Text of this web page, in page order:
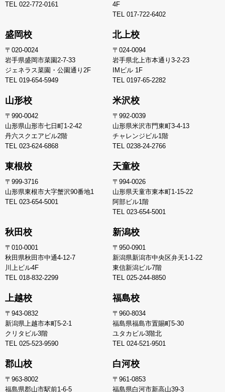
TEL 022-772-0161
4F
TEL 017-722-6402
盛岡校
〒020-0024
岩手県盛岡市菜園2-7-33
ジェネラス菜園・公園通り2F
TEL 019-654-5949
北上校
〒024-0094
岩手県北上市本通り3-2-23
IMビル 1F
TEL 0197-65-2282
山形校
〒990-0042
山形県山形市七日町1-2-42
丹六スクエアビル2階
TEL 023-624-6868
米沢校
〒992-0039
山形県米沢市門東町3-4-13
チャレンジビル1階
TEL 0238-24-2766
東根校
〒999-3716
山形県東根市大字蟹沢90番地1
TEL 023-654-5001
天童校
〒994-0026
山形県天童市東本町1-15-22
阿部ビル1階
TEL 023-654-5001
秋田校
〒010-0001
秋田県秋田市中通4-12-7
川上ビル4F
TEL 018-832-2299
新潟校
〒950-0901
新潟県新潟市中央区弁天1-1-22
東信新潟ビル7階
TEL 025-244-8850
上越校
〒943-0832
新潟県上越市本町5-2-1
クリタビル3階
TEL 025-523-9590
福島校
〒960-8034
福島県福島市置賜町5-30
ユタカビル3階北
TEL 024-521-9501
郡山校
〒963-8002
福島県郡山市駅前1-6-5
白河校
〒961-0853
福島県白河市新高山39-3